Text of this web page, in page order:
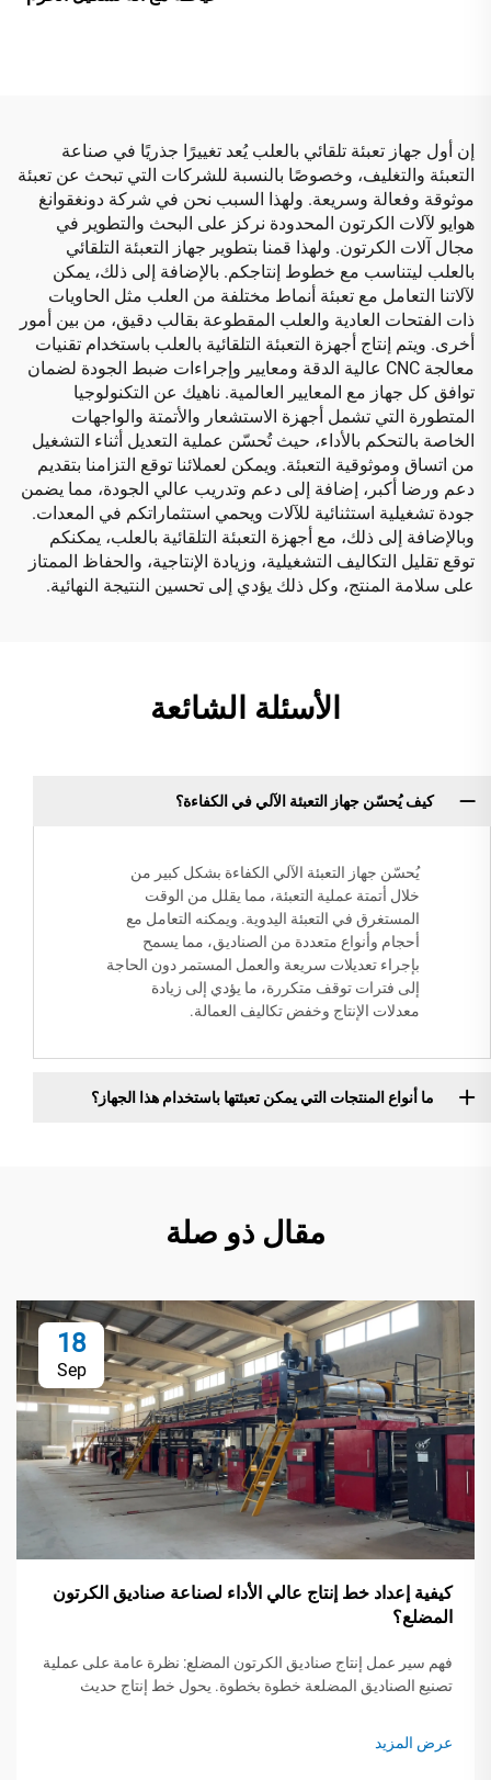
إن أول جهاز تعبئة تلقائي بالعلب يُعد تغييرًا جذريًا في صناعة
التعبئة والتغليف، وخصوصًا بالنسبة للشركات التي تبحث عن تعبئة
موثوقة وفعالة وسريعة. ولهذا السبب نحن في شركة دونغقوانغ
هوايو لآلات الكرتون المحدودة نركز على البحث والتطوير في
مجال آلات الكرتون. ولهذا قمنا بتطوير جهاز التعبئة التلقائي
بالعلب ليتناسب مع خطوط إنتاجكم. بالإضافة إلى ذلك، يمكن
لآلاتنا التعامل مع تعبئة أنماط مختلفة من العلب مثل الحاويات
ذات الفتحات العادية والعلب المقطوعة بقالب دقيق، من بين أمور
أخرى. ويتم إنتاج أجهزة التعبئة التلقائية بالعلب باستخدام تقنيات
معالجة CNC عالية الدقة ومعايير وإجراءات ضبط الجودة لضمان
توافق كل جهاز مع المعايير العالمية. ناهيك عن التكنولوجيا
المتطورة التي تشمل أجهزة الاستشعار والأتمتة والواجهات
الخاصة بالتحكم بالأداء، حيث تُحسّن عملية التعديل أثناء التشغيل
من اتساق وموثوقية التعبئة. ويمكن لعملائنا توقع التزامنا بتقديم
دعم ورضا أكبر، إضافة إلى دعم وتدريب عالي الجودة، مما يضمن
جودة تشغيلية استثنائية للآلات ويحمي استثماراتكم في المعدات.
وبالإضافة إلى ذلك، مع أجهزة التعبئة التلقائية بالعلب، يمكنكم
توقع تقليل التكاليف التشغيلية، وزيادة الإنتاجية، والحفاظ الممتاز
على سلامة المنتج، وكل ذلك يؤدي إلى تحسين النتيجة النهائية.
الأسئلة الشائعة
كيف يُحسّن جهاز التعبئة الآلي في الكفاءة؟
يُحسّن جهاز التعبئة الآلي الكفاءة بشكل كبير من
خلال أتمتة عملية التعبئة، مما يقلل من الوقت
المستغرق في التعبئة اليدوية. ويمكنه التعامل مع
أحجام وأنواع متعددة من الصناديق، مما يسمح
بإجراء تعديلات سريعة والعمل المستمر دون الحاجة
إلى فترات توقف متكررة، ما يؤدي إلى زيادة
معدلات الإنتاج وخفض تكاليف العمالة.
ما أنواع المنتجات التي يمكن تعبئتها باستخدام هذا الجهاز؟
مقال ذو صلة
18
Sep
كيفية إعداد خط إنتاج عالي الأداء لصناعة صناديق الكرتون
المضلع؟
فهم سير عمل إنتاج صناديق الكرتون المضلع: نظرة عامة على عملية
تصنيع الصناديق المضلعة خطوة بخطوة. يحول خط إنتاج حديث
عرض المزيد